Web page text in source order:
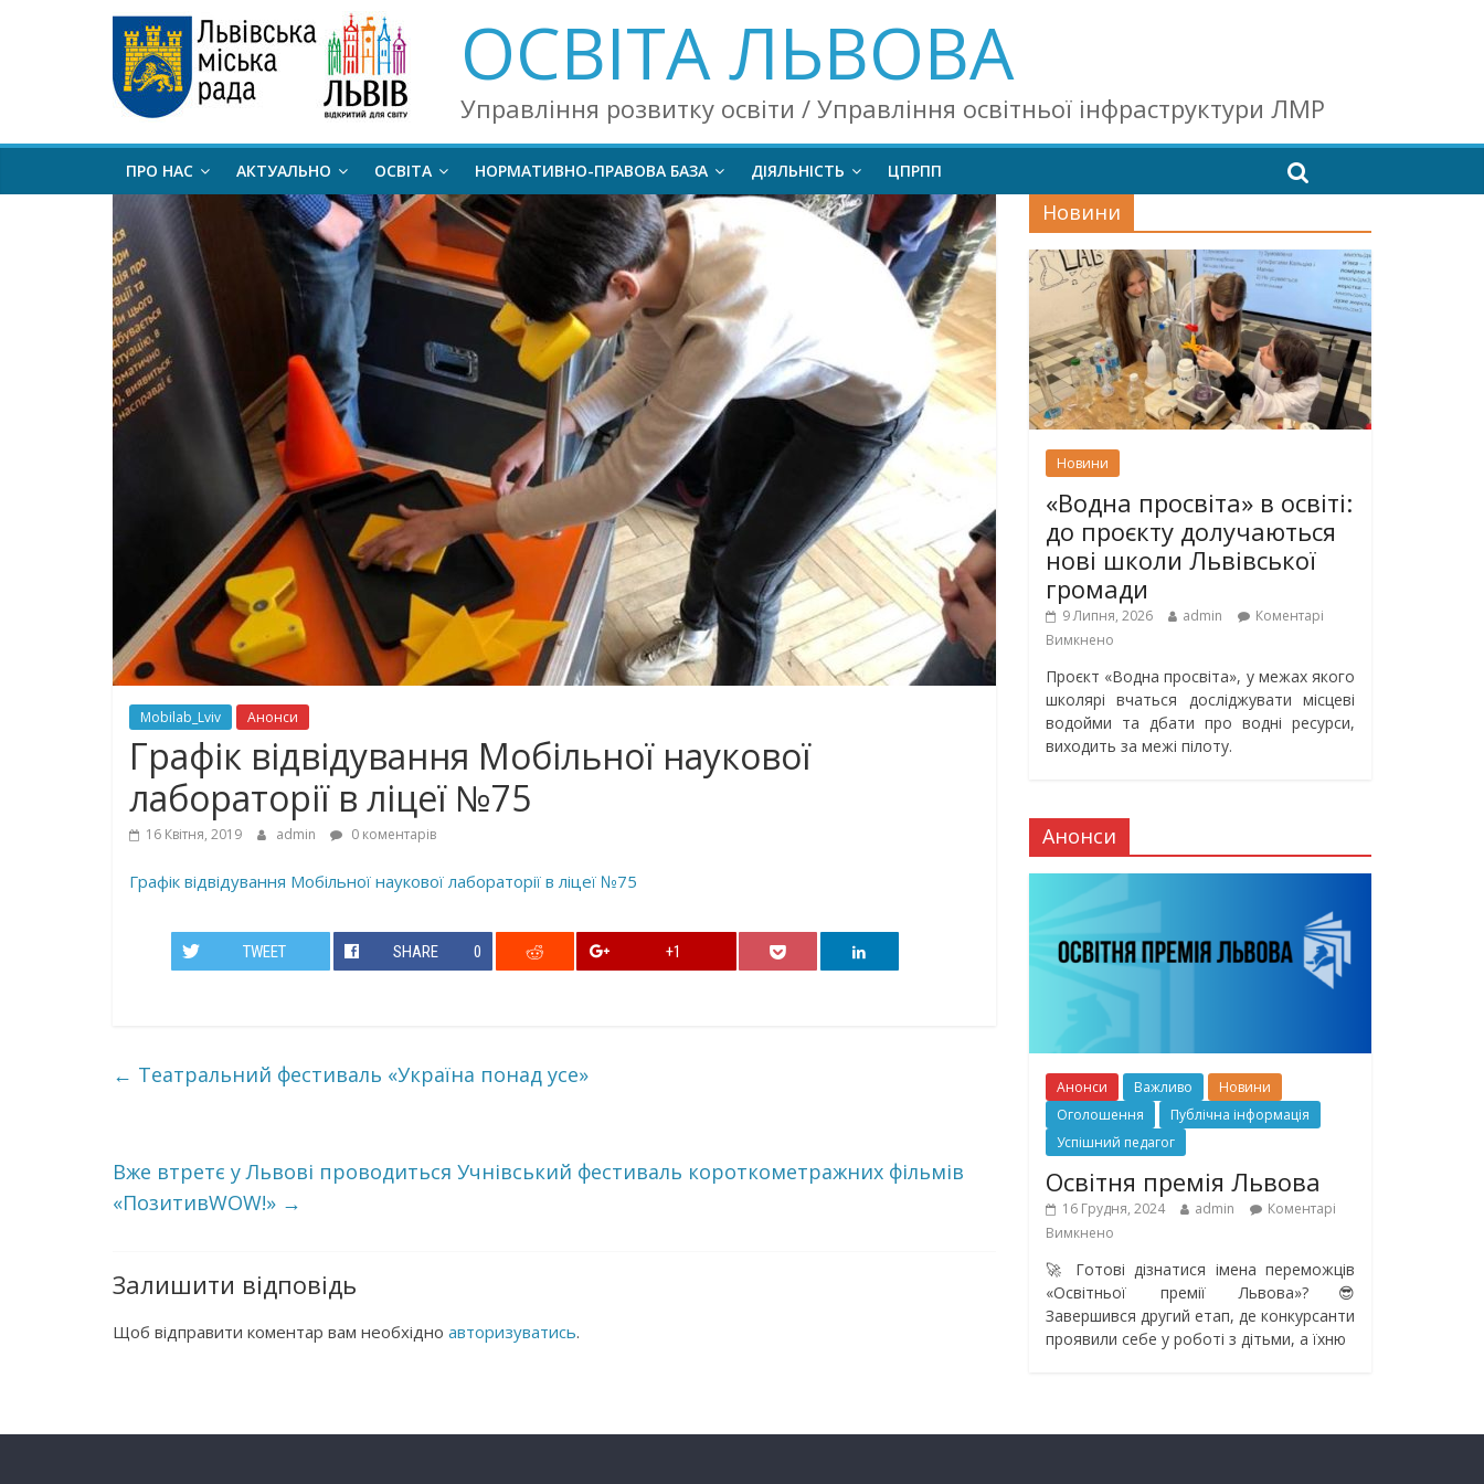
ОСВІТА ЛЬВОВА
Управління розвитку освіти / Управління освітньої інфраструктури ЛМР
ПРО НАС АКТУАЛЬНО ОСВІТА НОРМАТИВНО-ПРАВОВА БАЗА ДІЯЛЬНІСТЬ ЦПРПП
Mobilab_Lviv Анонси
Графік відвідування Мобільної наукової
лабораторії в ліцеї №75
16 Квітня, 2019 admin 0 коментарів
Графік відвідування Мобільної наукової лабораторії в ліцеї №75
TWEET SHARE 0 +1
← Театральний фестиваль «Україна понад усе»
Вже втретє у Львові проводиться Учнівський фестиваль короткометражних фільмів
«ПозитивWOW!» →
Залишити відповідь
Щоб відправити коментар вам необхідно авторизуватись.
Новини
Новини
«Водна просвіта» в освіті:
до проєкту долучаються
нові школи Львівської
громади
9 Липня, 2026 admin
Коментарі
Вимкнено
Проєкт «Водна просвіта», у межах якого
школярі вчаться досліджувати місцеві
водойми та дбати про водні ресурси,
виходить за межі пілоту.
Анонси
Анонси Важливо
Новини
Оголошення
Публічна інформація
Успішний педагог
Освітня премія Львова
16 Грудня, 2024 admin
Коментарі
Вимкнено
🚀 Готові дізнатися імена переможців
«Освітньої премії Львова»?😎
Завершився другий етап, де конкурсанти
проявили себе у роботі з дітьми, а їхню